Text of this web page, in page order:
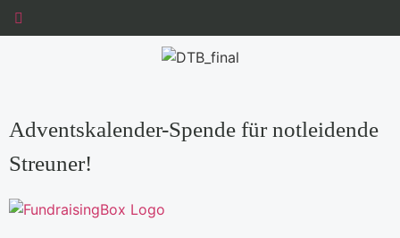
Adventskalender-Spende für notleidende
Streuner!